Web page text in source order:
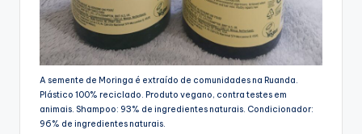
A semente de Moringa é extraído de comunidades na Ruanda.
Plástico 100% reciclado. Produto vegano, contra testes em
animais. Shampoo: 93% de ingredientes naturais. Condicionador:
96% de ingredientes naturais.